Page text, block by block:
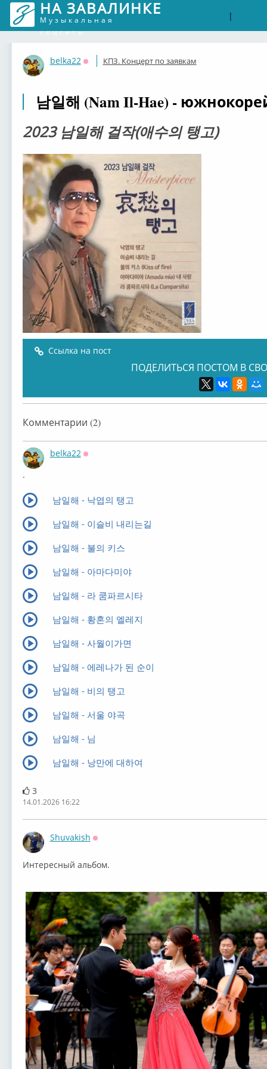
НА ЗАВАЛИНКЕ
Музыкальная
соцсеть
|
belka22
Оффлайн
КПЗ. Концерт по заявкам
남일해 (Nam Il-Hae) -
2023 남일해 걸작(애수의 탱고)
Ссылка на пост
ПОДЕЛИТЬСЯ ПОСТОМ В
Комментарии (2)
belka22
.
남일해 - 낙엽의 탱고
남일해 - 이슬비 내리는길
남일해 - 불의 키스
남일해 - 아마다미야
남일해 - 라 쿰파르시타
남일해 - 황혼의 엘레지
남일해 - 사월이가면
남일해 - 에레나가 된 순이
남일해 - 비의 탱고
남일해 - 서울 야곡
남일해 - 님
남일해 - 낭만에 대하여
3
14.01.2026 16:22
Shuvakish
Интересный альбом.